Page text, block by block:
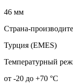
46 мм
Страна-
Турция (EMES)
Температурный
от -20 до +70 °С